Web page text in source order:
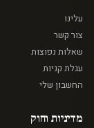
עלינו
צור קשר
שאלות נפוצות
עגלת קניות
החשבון שלי
מדיניות וחוק